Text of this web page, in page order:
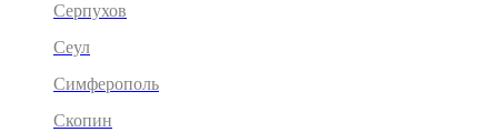
Серпухов
Сеул
Симферополь
Скопин